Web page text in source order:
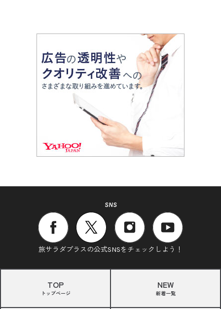
SNS
旅サラダプラスの公式SNSをチェックしよう！
TOP
トップページ
NEW
新着一覧